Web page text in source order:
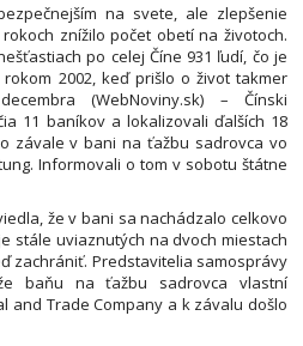
na svete, ale zlepšenie
znížilo počet obetí na životoch.
po celej Číne 931 ľudí, čo je
2002, keď prišlo o život takmer
(WebNoviny.sk) – Čínski
11 baníkov a lokalizovali ďalších 18
závale v bani na ťažbu sadrovca vo
Informovali o tom v sobotu štátne
že v bani sa nachádzalo celkovo
stále uviaznutých na dvoch miestach
zachrániť. Predstavitelia samosprávy
baňu na ťažbu sadrovca vlastní
and Trade Company a k závalu došlo